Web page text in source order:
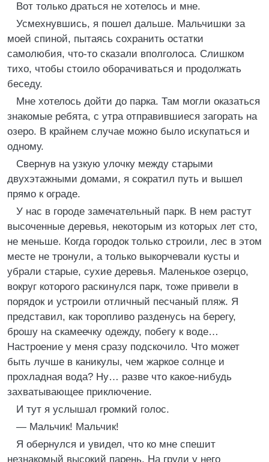
Вот только драться не хотелось и мне.
Усмехнувшись, я пошел дальше. Мальчишки за
моей спиной, пытаясь сохранить остатки
самолюбия, что-то сказали вполголоса. Слишком
тихо, чтобы стоило оборачиваться и продолжать
беседу.
Мне хотелось дойти до парка. Там могли оказаться
знакомые ребята, с утра отправившиеся загорать на
озеро. В крайнем случае можно было искупаться и
одному.
Свернув на узкую улочку между старыми
двухэтажными домами, я сократил путь и вышел
прямо к ограде.
У нас в городе замечательный парк. В нем растут
высоченные деревья, некоторым из которых лет сто,
не меньше. Когда городок только строили, лес в этом
месте не тронули, а только выкорчевали кусты и
убрали старые, сухие деревья. Маленькое озерцо,
вокруг которого раскинулся парк, тоже привели в
порядок и устроили отличный песчаный пляж. Я
представил, как торопливо разденусь на берегу,
брошу на скамеечку одежду, побегу к воде…
Настроение у меня сразу подскочило. Что может
быть лучше в каникулы, чем жаркое солнце и
прохладная вода? Ну… разве что какое-нибудь
захватывающее приключение.
И тут я услышал громкий голос.
— Мальчик! Мальчик!
Я обернулся и увидел, что ко мне спешит
незнакомый высокий парень. На груди у него